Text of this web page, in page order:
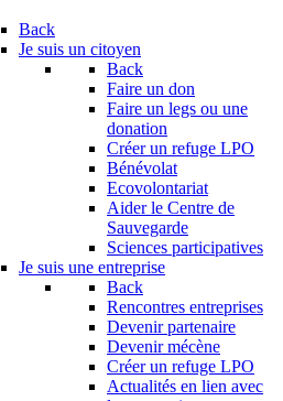
Back
Je suis un citoyen
Back
Faire un don
Faire un legs ou une
donation
Créer un refuge LPO
Bénévolat
Ecovolontariat
Aider le Centre de
Sauvegarde
Sciences participatives
Je suis une entreprise
Back
Rencontres entreprises
Devenir partenaire
Devenir mécène
Créer un refuge LPO
Actualités en lien avec